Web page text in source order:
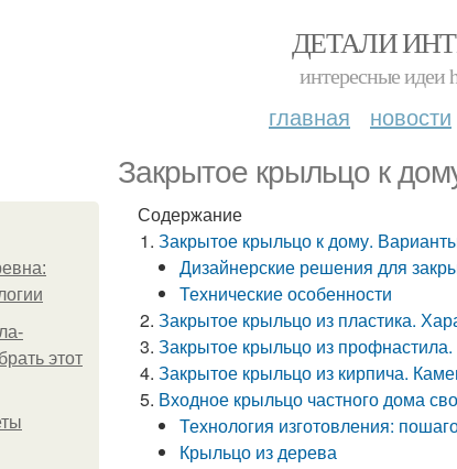
ДЕТАЛИ
интересные идеи
главная новости
Закрытое крыльцо к
этот
Содержание
Закрытое крыльцо к дому.
Дизайнерские решения для
Технические особенности
Закрытое крыльцо из пластика.
Закрытое крыльцо из
Закрытое крыльцо из кирпича.
Входное крыльцо частного дома
Технология изготовления:
Крыльцо из дерева